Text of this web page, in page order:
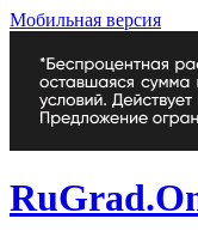
Мобильная версия